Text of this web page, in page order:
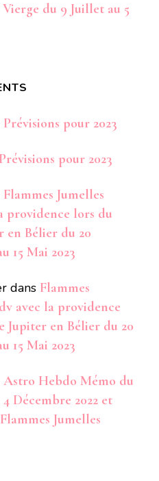
du 9 Juillet au 5
Prévisions pour 2023
Prévisions pour 2023
Flammes Jumelles
providence lors du
en Bélier du 20
15 Mai 2023
dans Flammes
avec la providence
Jupiter en Bélier du 20
15 Mai 2023
Astro Hebdo Mémo du
Décembre 2022 et
Jumelles